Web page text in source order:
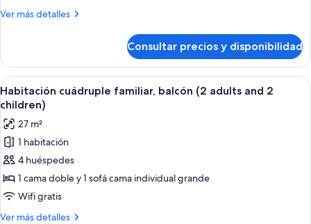
Ver más detalles
Más
estándar,
balcón
Consultar precios y disponibilidad
Abrir
todas
las
fotos
de
Habitación
cuádruple
familiar,
balcón
Una habitación de hotel con dos
7
Habitación cuádruple familiar, balcón (2 adults and 2
children)
27 m²
1 habitación
4 huéspedes
1 cama doble y 1 sofá cama individual grande
Wifi gratis
Ver más detalles
Más